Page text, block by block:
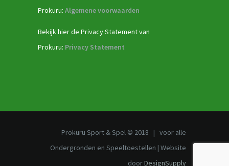
Prokuru: Algemene voorwaarden
Bekijk hier de Privacy Statement van
Prokuru: Privacy Statement
Prokuru Sport & Spel © 2018 | voor alle
Ondergronden en Speeltoestellen | Website
doorDesignSupply